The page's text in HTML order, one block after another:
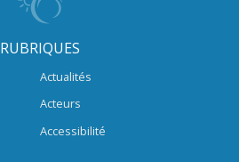
RUBRIQUES
Actualités
Acteurs
Accessibilité